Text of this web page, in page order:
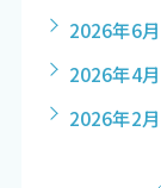
2026年6月
2026年4月
2026年2月